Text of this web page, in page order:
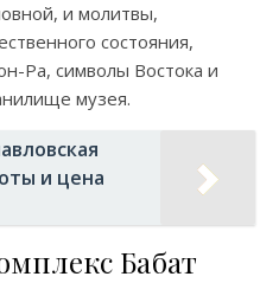
и молитвы,
состояния,
Ра, символы Востока и
музея.
и цена
Бабат